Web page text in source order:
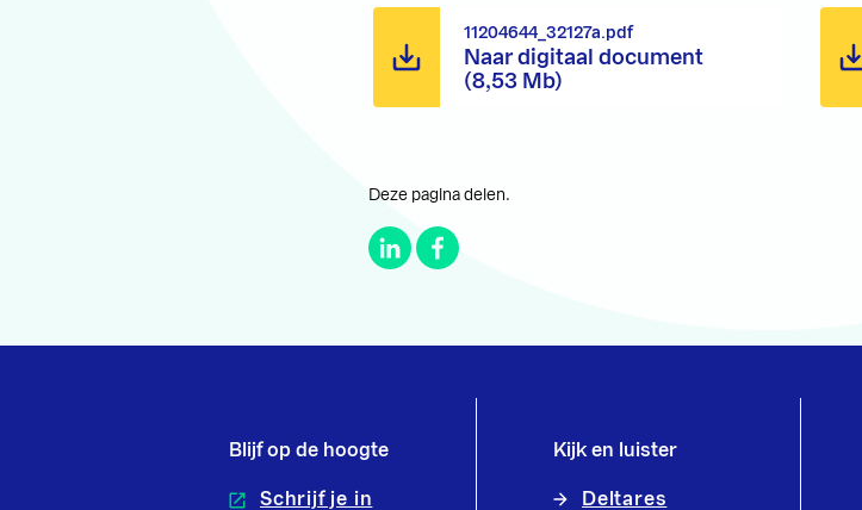
Naar digitaal document
(8,53 Mb)
11204644_32127a.pdf
Deze pagina delen.
Blijf op de hoogte
Schrijf je in
Kijk en luister
Deltares